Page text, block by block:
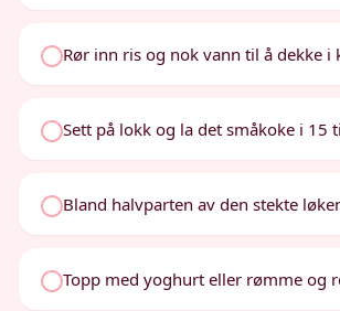
Rør inn ris og nok vann til å dekke i
Sett på lokk og la det småkoke i
Bland halvparten av den stekte
Topp med yoghurt eller rømme og